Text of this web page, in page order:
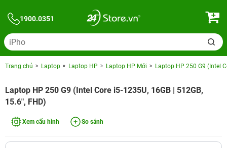
1900.0351
Trang chủ Laptop Laptop HP Laptop HP Mới Laptop HP 250 G9 (Intel
Laptop HP 250 G9 (Intel Core i5-1235U, 16GB | 512GB,
15.6", FHD)
Xem cấu hình So sánh